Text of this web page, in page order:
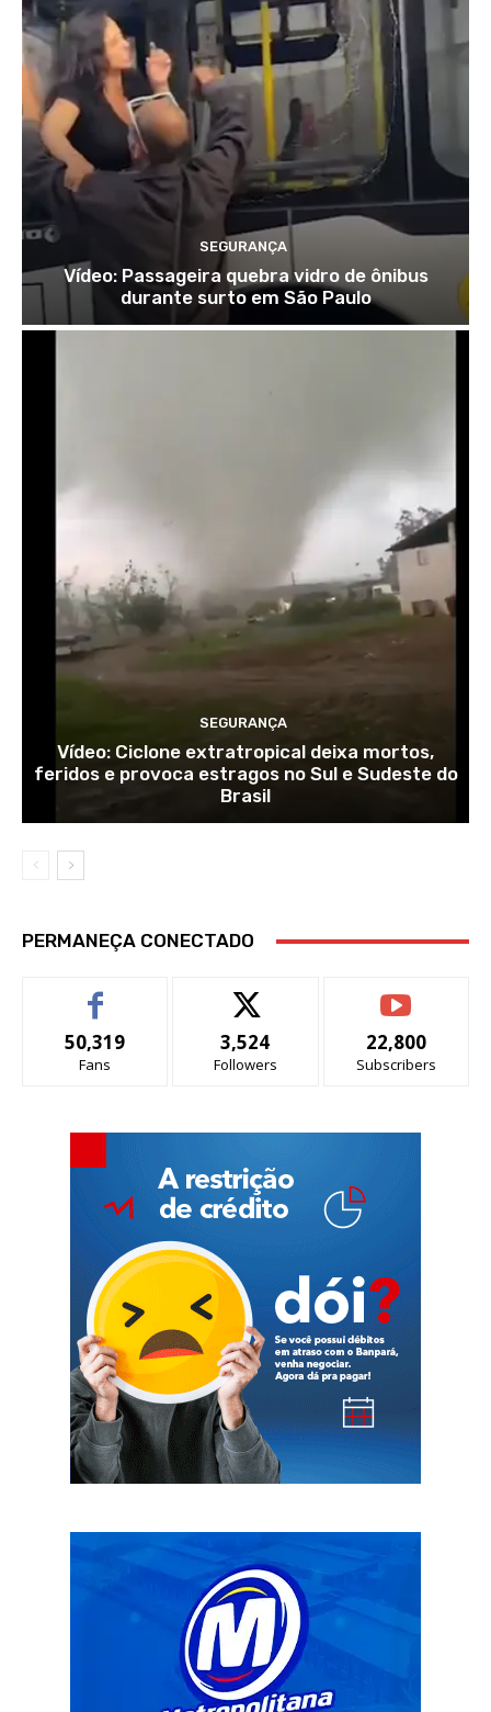
SEGURANÇA
Vídeo: Passageira quebra vidro de ônibus
durante surto em São Paulo
SEGURANÇA
Vídeo: Ciclone extratropical deixa mortos,
feridos e provoca estragos no Sul e Sudeste do
Brasil
PERMANEÇA CONECTADO
50,319
Fans
3,524
Followers
22,800
Subscribers